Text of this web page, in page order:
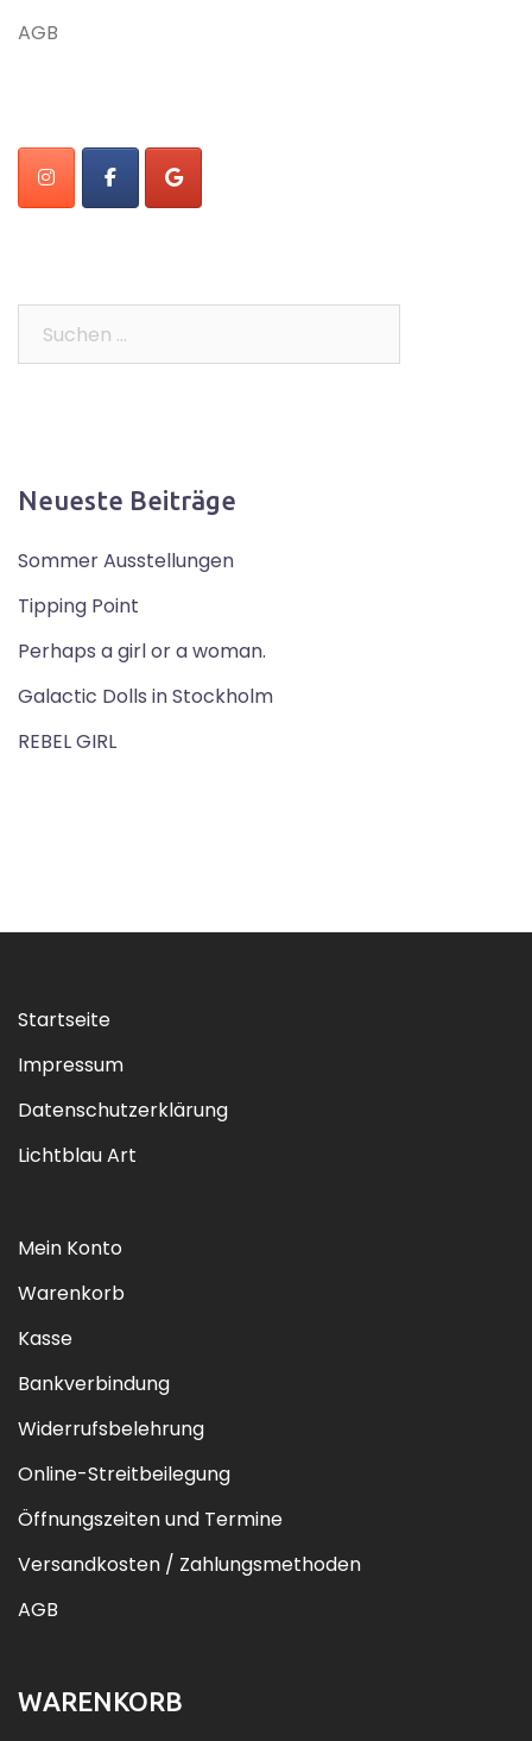
AGB
Neueste Beiträge
Sommer Ausstellungen
Tipping Point
Perhaps a girl or a woman.
Galactic Dolls in Stockholm
REBEL GIRL
Startseite
Impressum
Datenschutzerklärung
Lichtblau Art
Mein Konto
Warenkorb
Kasse
Bankverbindung
Widerrufsbelehrung
Online-Streitbeilegung
Öffnungszeiten und Termine
Versandkosten / Zahlungsmethoden
AGB
WARENKORB